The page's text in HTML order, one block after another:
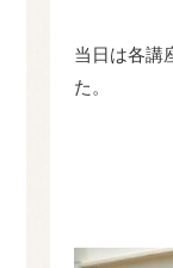
当日は各講
た。